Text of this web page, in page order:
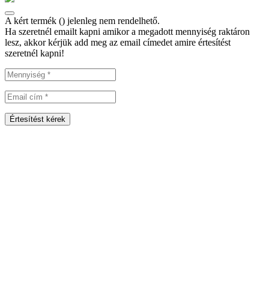
A kért termék () jelenleg nem rendelhető.
Ha szeretnél emailt kapni amikor a megadott mennyiség raktáron
lesz, akkor kérjük add meg az email címedet amire értesítést
szeretnél kapni!